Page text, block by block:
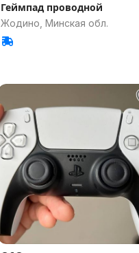
Геймпад проводной
Жодино, Минская обл.